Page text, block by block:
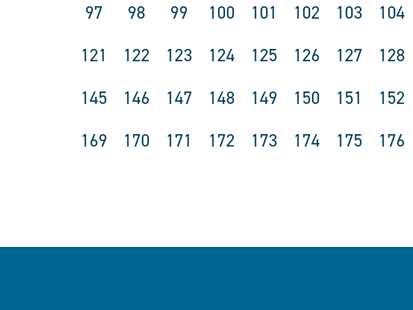
97
98 99 100 101 102 103 104
121
122 123 124 125 126 127 128
145
146 147 148 149 150 151 152
169
170 171 172 173 174 175 176